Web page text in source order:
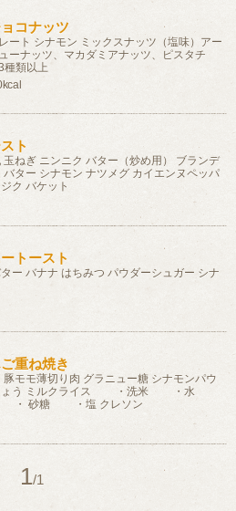
コナッツ
ート シナモン ミックスナッツ（塩味）アー
ーナッツ、マカダミアナッツ、ピスタチ
種類以上
ト
玉ねぎ ニンニク バター（炒め用） ブランデ
バター シナモン ナツメグ カイエンヌペッパ
ク バケット
トースト
ー バナナ はちみつ パウダーシュガー シナ
重ね焼き
豚モモ薄切り肉 グラニュー糖 シナモンパウ
ょう ミルクライス ・洗米 ・水
砂糖 ・塩 クレソン
1 /1